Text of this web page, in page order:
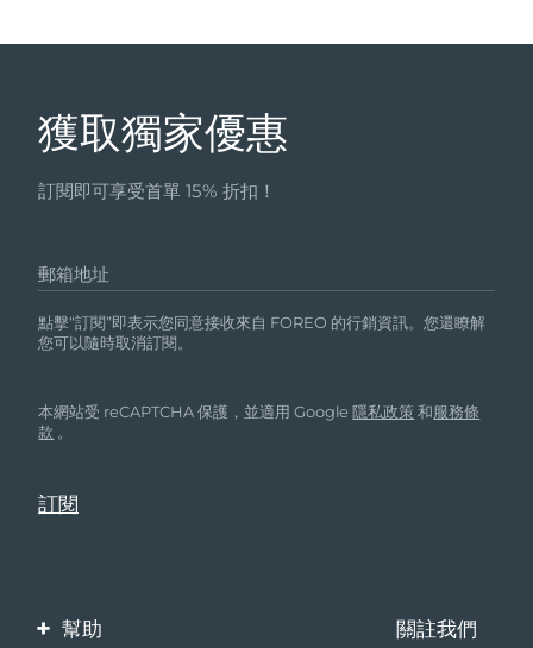
獲取獨家優惠
訂閱即可享受首單 15% 折扣！
郵箱地址
點擊“訂閱”即表示您同意接收來自 FOREO 的行銷資訊。您還瞭解
您可以隨時取消訂閱。
本網站受 reCAPTCHA 保護，並適用 Google隱私政策 和服務條
款 。
幫助 關註我們